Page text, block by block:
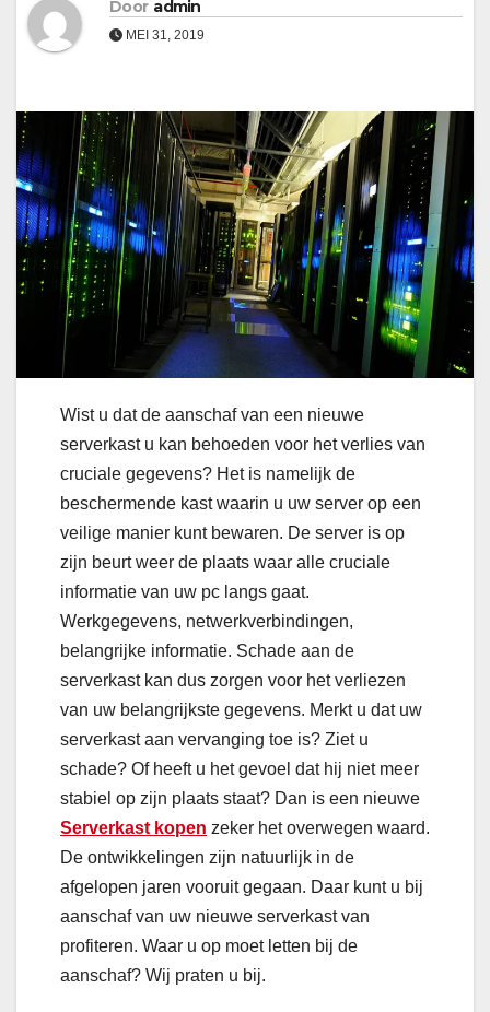
Door admin
MEI 31, 2019
Wist u dat de aanschaf van een nieuwe
serverkast u kan behoeden voor het verlies van
cruciale gegevens? Het is namelijk de
beschermende kast waarin u uw server op een
veilige manier kunt bewaren. De server is op
zijn beurt weer de plaats waar alle cruciale
informatie van uw pc langs gaat.
Werkgegevens, netwerkverbindingen,
belangrijke informatie. Schade aan de
serverkast kan dus zorgen voor het verliezen
van uw belangrijkste gegevens. Merkt u dat uw
serverkast aan vervanging toe is? Ziet u
schade? Of heeft u het gevoel dat hij niet meer
stabiel op zijn plaats staat? Dan is een nieuwe
Serverkast kopen zeker het overwegen waard.
De ontwikkelingen zijn natuurlijk in de
afgelopen jaren vooruit gegaan. Daar kunt u bij
aanschaf van uw nieuwe serverkast van
profiteren. Waar u op moet letten bij de
aanschaf? Wij praten u bij.